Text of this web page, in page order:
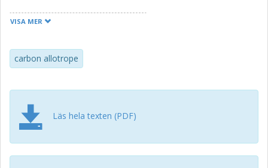
successful synthesis of a new 3D carbon allotrope, which
formed as a film at a liquid-liquid interface, and we show
that the method is scalable in both the thickness and
confirmed using transmission electron microscopy. Our
results enrich the carbon allotrope family, enabling non-
VISA MER
carbon allotrope
Läs hela texten (PDF)